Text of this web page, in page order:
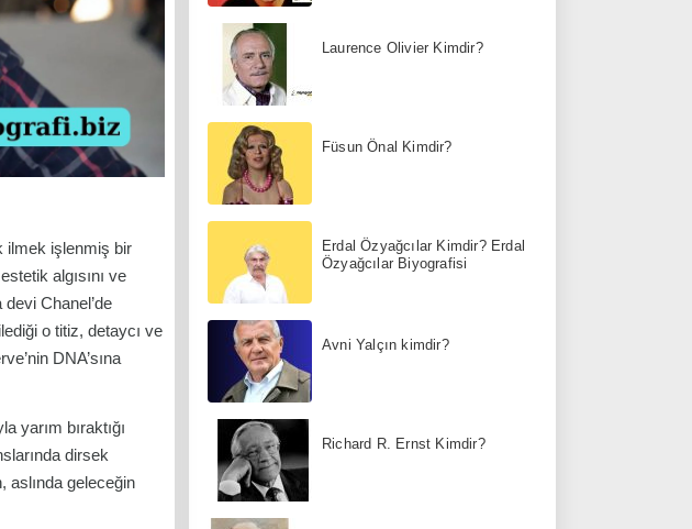
ilmek işlenmiş bir
algısını ve
Chanel’de
o titiz, detaycı ve
DNA’sına
yarım bıraktığı
dirsek
aslında geleceğin
Laurence Olivier Kimdir?
Füsun Önal Kimdir?
Erdal Özyağcılar Kimdir? Erdal
Özyağcılar Biyografisi
Avni Yalçın kimdir?
Richard R. Ernst Kimdir?